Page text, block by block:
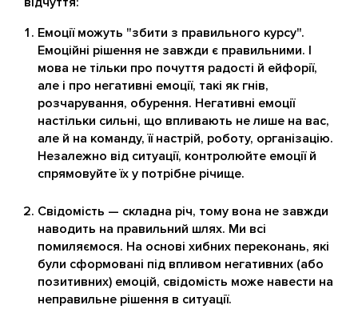
Емоції можуть "збити з правильного курсу".
Емоційні рішення не завжди є правильними. І
мова не тільки про почуття радості й ейфорії,
але і про негативні емоції, такі як гнів,
розчарування, обурення. Негативні емоції
настільки сильні, що впливають не лише на вас,
але й на команду, її настрій, роботу, організацію.
Незалежно від ситуації, контролюйте емоції й
спрямовуйте їх у потрібне річище.
Свідомість — складна річ, тому вона не завжди
наводить на правильний шлях. Ми всі
помиляємося. На основі хибних переконань, які
були сформовані під впливом негативних (або
позитивних) емоцій, свідомість може навести на
неправильне рішення в ситуації.